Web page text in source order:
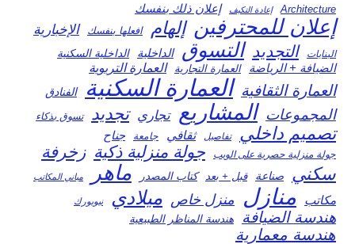
Architecture إعادة التكيف إعلان ذلك بنفسك
إعلان للمحترفين إلهام افعلها بنفسك الإخبارية
البنايات التجديد التسوق الداخلية الداخلية السكنية
الضيافة + الرياضة العمارة التجارية العمارة التربوية
العمارة الثقافية العمارة السكنية الفنادق
المجموعات المشاريع تجاري تجديد تسوق بذكاء
تصميم داخلي تفاصيل ثقافي جامعة جناح
جولة منزلية حصرية على الويب جولة منزلية ذكية زخرفة
سكني صناعة قبل + بعد كتاب المصدر ماهر مباني المكاتب
مكاتب منازل منزل خاص ميلادي نيويورك
هندسة الضيافة هندسة المناظر الطبيعية
هندسة معمارية